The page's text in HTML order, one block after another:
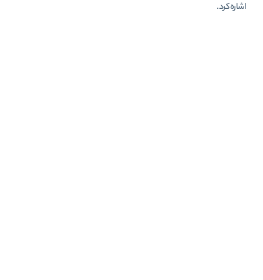
اشاره کرد.